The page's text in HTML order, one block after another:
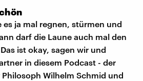
ja mal regnen, stürmen und
darf die Laune auch mal den
ist okay, sagen wir und
in diesem Podcast - der
Wilhelm Schmid und